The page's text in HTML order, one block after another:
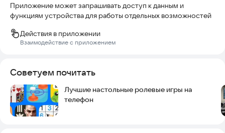
Приложение может запрашивать доступ к данным и
функциям устройства для работы отдельных возможностей
Действия в приложении
Взаимодействие с приложением
Советуем почитать
Лучшие настольные ролевые игры на
телефон